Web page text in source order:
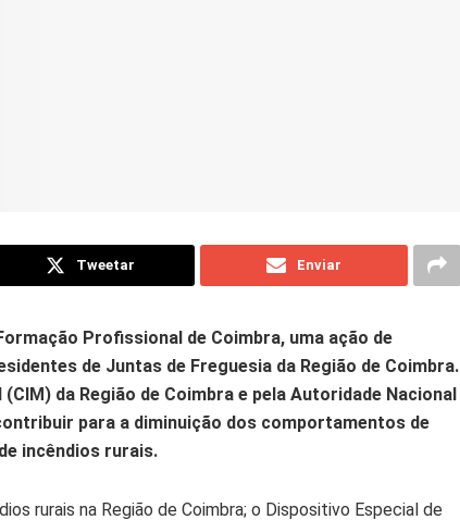
Tweetar Enviar
Profissional de Coimbra, uma ação de
de Juntas de Freguesia da Região de Coimbra.
da Região de Coimbra e pela Autoridade Nacional
para a diminuição dos comportamentos de
incêndios rurais.
rurais na Região de Coimbra; o Dispositivo Especial de